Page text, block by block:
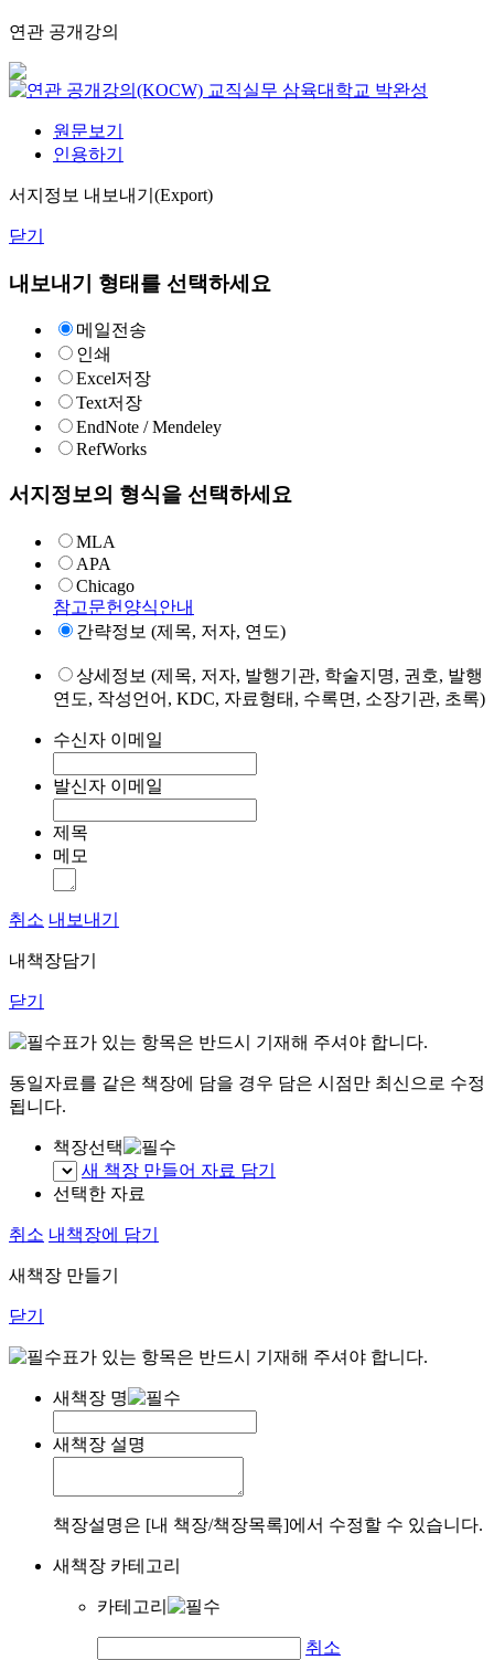
연관 공개강의
교직실무 삼육대학교 박완성
원문보기
인용하기
서지정보 내보내기(Export)
닫기
내보내기 형태를 선택하세요
메일전송
인쇄
Excel저장
Text저장
EndNote / Mendeley
RefWorks
서지정보의 형식을 선택하세요
MLA
APA
Chicago
참고문헌양식안내
간략정보 (제목, 저자, 연도)
상세정보 (제목, 저자, 발행기관, 학술지명, 권호, 발행
연도, 작성언어, KDC, 자료형태, 수록면, 소장기관, 초록)
수신자 이메일
발신자 이메일
제목
메모
취소 내보내기
내책장담기
닫기
표가 있는 항목은 반드시 기재해 주셔야 합니다.
동일자료를 같은 책장에 담을 경우 담은 시점만 최신으로 수정
됩니다.
책장선택
새 책장 만들어 자료 담기
선택한 자료
취소 내책장에 담기
새책장 만들기
닫기
표가 있는 항목은 반드시 기재해 주셔야 합니다.
새책장 명
새책장 설명
책장설명은 [내 책장/책장목록]에서 수정할 수 있습니다.
새책장 카테고리
카테고리
취소